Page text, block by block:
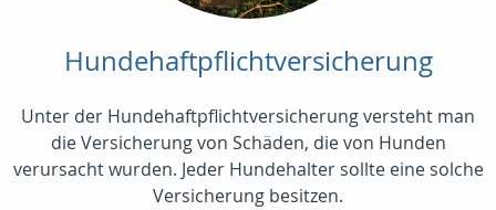
Hundehaftpflichtversicherung
Unter der Hundehaftpflichtversicherung versteht man
die Versicherung von Schäden, die von Hunden
verursacht wurden. Jeder Hundehalter sollte eine solche
Versicherung besitzen.